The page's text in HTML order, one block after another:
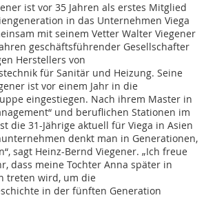
ist vor 35 Jahren als erstes Mitglied
in das Unternehmen Viega
mit seinem Vetter Walter Viegener
geschäftsführender Gesellschafter
Herstellers von
für Sanitär und Heizung. Seine
ist vor einem Jahr in die
eingestiegen. Nach ihrem Master in
und beruflichen Stationen im
die 31-Jährige aktuell für Viega in Asien
denkt man in Generationen,
sagt Heinz-Bernd Viegener. „Ich freue
dass meine Tochter Anna später in
treten wird, um die
in der fünften Generation